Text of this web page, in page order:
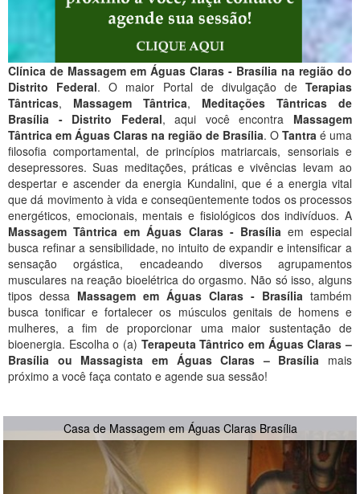
Clínica de Massagem em Águas Claras - Brasília na região do
Distrito Federal. O maior Portal de divulgação de Terapias
Tântricas, Massagem Tântrica, Meditações Tântricas de
Brasília - Distrito Federal, aqui você encontra Massagem
Tântrica em Águas Claras na região de Brasília. O Tantra é uma
filosofia comportamental, de princípios matriarcais, sensoriais e
desepressores. Suas meditações, práticas e vivências levam ao
despertar e ascender da energia Kundalini, que é a energia vital
que dá movimento à vida e conseqüentemente todos os processos
energéticos, emocionais, mentais e fisiológicos dos indivíduos. A
Massagem Tântrica em Águas Claras - Brasília em especial
busca refinar a sensibilidade, no intuito de expandir e intensificar a
sensação orgástica, encadeando diversos agrupamentos
musculares na reação bioelétrica do orgasmo. Não só isso, alguns
tipos dessa Massagem em Águas Claras - Brasília também
busca tonificar e fortalecer os músculos genitais de homens e
mulheres, a fim de proporcionar uma maior sustentação de
bioenergia. Escolha o (a) Terapeuta Tântrico em Águas Claras –
Brasília ou Massagista em Águas Claras – Brasília mais
próximo a você faça contato e agende sua sessão!
Casa de Massagem em Águas Claras Brasília